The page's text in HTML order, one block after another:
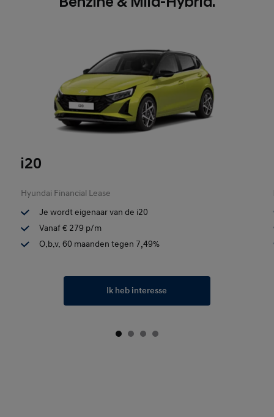
i20
Hyundai Financial Lease
Je wordt eigenaar van de i20
Vanaf € 279 p/m
O.b.v. 60 maanden tegen 7,49%
Ik heb interesse